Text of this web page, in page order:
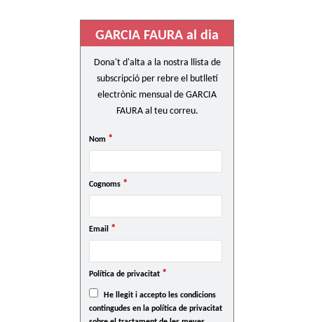
GARCIA FAURA al dia
Dona't d'alta a la nostra llista de
subscripció per rebre el butlletí
electrònic mensual de GARCIA
FAURA al teu correu.
Nom *
Cognoms *
Email *
Política de privacitat *
He llegit i accepto les condicions
contingudes en la política de privacitat